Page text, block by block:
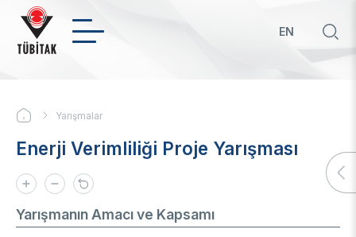
içeriğe
EN
Hakkımızda
Biz Kimiz
Yönetim Kurulu
Başkan
Üst Yönetim
Öncelikli Ar-Ge ve Yenilik Konuları
Yeşil Büyüme TYH
Uluslararası
Sayfa
yolu
Yarışmalar
Enerji Verimliliği Proje Yarışması
Yarışmanın Amacı ve Kapsamı